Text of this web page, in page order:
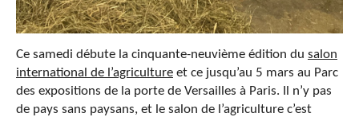
Ce samedi débute la cinquante-neuvième édition du salon
international de l’agriculture et ce jusqu’au 5 mars au Parc
des expositions de la porte de Versailles à Paris. Il n’y pas
de pays sans paysans, et le salon de l’agriculture c’est